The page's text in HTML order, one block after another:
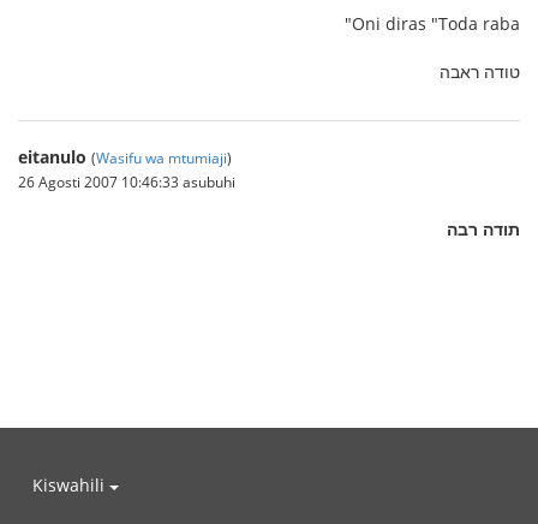
Oni diras "Toda raba"
טודה ראבה
eitanulo (Wasifu wa mtumiaji)
26 Agosti 2007 10:46:33 asubuhi
תודה רבה
Kiswahili